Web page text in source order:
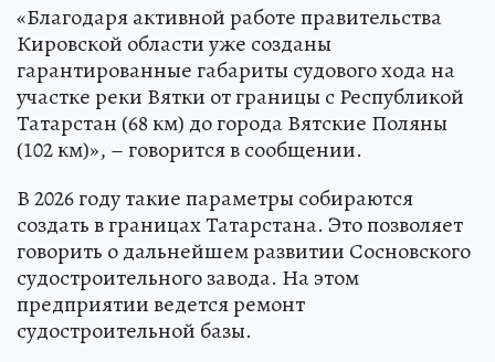
«Благодаря активной работе правительства
Кировской области уже созданы
гарантированные габариты судового хода на
участке реки Вятки от границы с Республикой
Татарстан (68 км) до города Вятские Поляны
(102 км)», – говорится в сообщении.
В 2026 году такие параметры собираются
создать в границах Татарстана. Это позволяет
говорить о дальнейшем развитии Сосновского
судостроительного завода. На этом
предприятии ведется ремонт
судостроительной базы.